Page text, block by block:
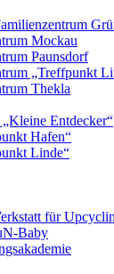
Mockau
Paunsdorf
„Treffpunkt
Thekla
Entdecker“
Hafen“
Linde“
für
Baby